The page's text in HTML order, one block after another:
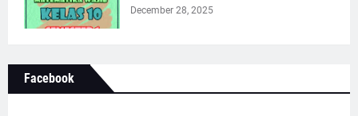
December 28, 2025
Facebook